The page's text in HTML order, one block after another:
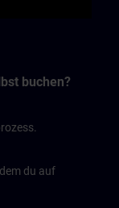
buchen?
du auf